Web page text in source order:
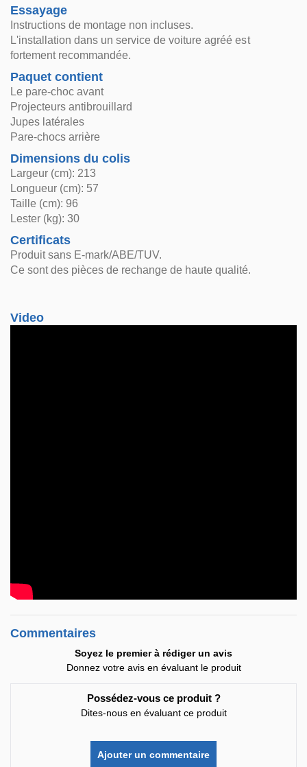
Essayage
Instructions de montage non incluses.
L'installation dans un service de voiture agréé est
fortement recommandée.
Paquet contient
Le pare-choc avant
Projecteurs antibrouillard
Jupes latérales
Pare-chocs arrière
Dimensions du colis
Largeur (cm): 213
Longueur (cm): 57
Taille (cm): 96
Lester (kg): 30
Certificats
Produit sans E-mark/ABE/TUV.
Ce sont des pièces de rechange de haute qualité.
Video
Commentaires
Soyez le premier à rédiger un avis
Donnez votre avis en évaluant le produit
Possédez-vous ce produit ?
Dites-nous en évaluant ce produit
Ajouter un commentaire